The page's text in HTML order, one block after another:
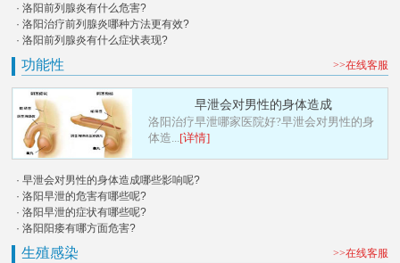
· 洛阳前列腺炎有什么危害?
· 洛阳治疗前列腺炎哪种方法更有效?
· 洛阳前列腺炎有什么症状表现?
功能性 >>在线客服
早泄会对男性的身体造成
洛阳治疗早泄哪家医院好?早泄会对男性的身
体造...[详情]
· 早泄会对男性的身体造成哪些影响呢?
· 洛阳早泄的危害有哪些呢?
· 洛阳早泄的症状有哪些呢?
· 洛阳阳痿有哪方面危害?
生殖感染 >>在线客服